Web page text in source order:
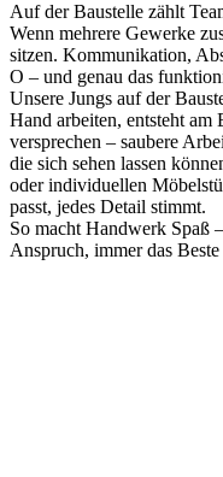
Auf der Baustelle zählt
Wenn mehrere Gewerke
sitzen. Kommunikation,
O – und genau das
Unsere Jungs auf der
Hand arbeiten, entsteht am
versprechen – saubere
die sich sehen lassen
oder individuellen
passt, jedes Detail stimmt.
So macht Handwerk Spaß
Anspruch, immer das